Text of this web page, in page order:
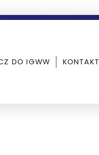
DO IGWW KONTAKT